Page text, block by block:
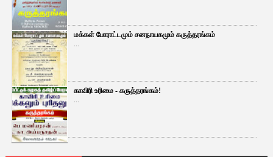
மக்கள் போராட்டமும் சனநாயகமும் கருத்தரங்கம்
...
காவிரி உரிமை - கருத்தரங்கம்!
...